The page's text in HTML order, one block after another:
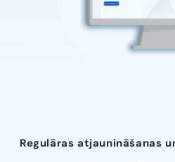
Regulāras atjaunināšanas